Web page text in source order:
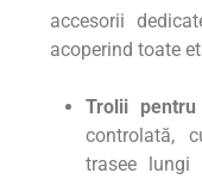
accesorii
acoperind toate
Trolii
controlată,
trasee lungi